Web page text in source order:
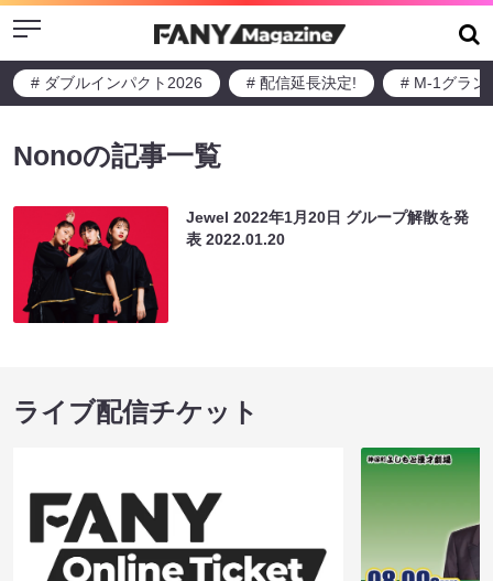
Menu
# ダブルインパクト2026 # 配信延長決定! # M-1グラン
Nonoの記事一覧
Jewel 2022年1月20日 グループ解散を発
表2022.01.20
ライブ配信チケット